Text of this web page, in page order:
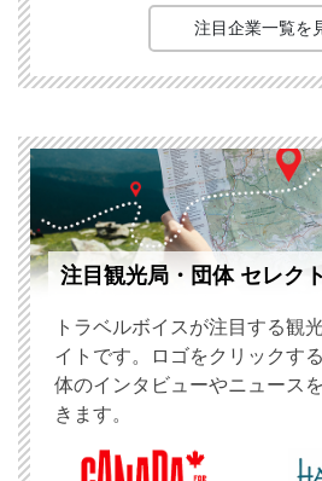
注目企業一覧を
注目観光局・団体 セレクト
トラベルボイスが注目する観
イトです。ロゴをクリックす
体のインタビューやニュース
きます。